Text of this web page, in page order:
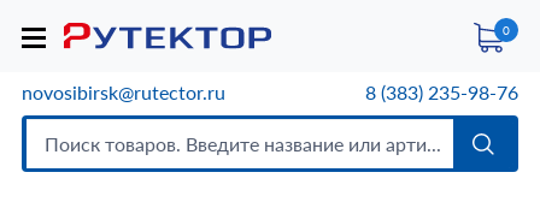
0
novosibirsk@rutector.ru 8 (383) 235-98-76